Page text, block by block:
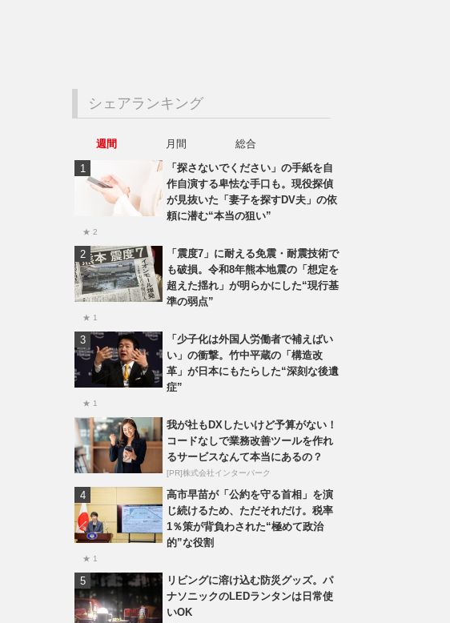
シェアランキング
週間 月間
総合
「探さないでください」の手紙を自
作自演する卑怯な手口も。現役探偵
が見抜いた「妻子を探すDV夫」の依
頼に潜む“本当の狙い”
★ 2
「震度7」に耐える免震・耐震技術で
も破損。令和8年熊本地震の「想定を
超えた揺れ」が明らかにした“現行基
準の弱点”
★ 1
「少子化は外国人労働者で補えばい
い」の衝撃。竹中平蔵の「構造改
革」が日本にもたらした“深刻な後遺
症”
★ 1
我が社もDXしたいけど予算がない！
コードなしで業務改善ツールを作れ
るサービスなんて本当にあるの？
[PR]株式会社インターパーク
高市早苗が「公約を守る首相」を演
じ続けるため、ただそれだけ。税率
1％策が背負わされた“極めて政治
的”な役割
★ 1
リビングに溶け込む防災グッズ。パ
ナソニックのLEDランタンは日常使
いOK